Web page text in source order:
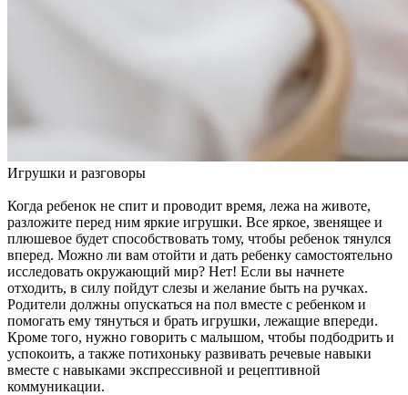
Игрушки и разговоры
Когда ребенок не спит и проводит время, лежа на животе,
разложите перед ним яркие игрушки. Все яркое, звенящее и
плюшевое будет способствовать тому, чтобы ребенок тянулся
вперед. Можно ли вам отойти и дать ребенку самостоятельно
исследовать окружающий мир? Нет! Если вы начнете
отходить, в силу пойдут слезы и желание быть на ручках.
Родители должны опускаться на пол вместе с ребенком и
помогать ему тянуться и брать игрушки, лежащие впереди.
Кроме того, нужно говорить с малышом, чтобы подбодрить и
успокоить, а также потихоньку развивать речевые навыки
вместе с навыками экспрессивной и рецептивной
коммуникации.